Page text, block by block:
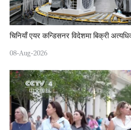
चिनियाँ एयर कन्डिसनर विदेशमा बिक्री
08-Aug-2026